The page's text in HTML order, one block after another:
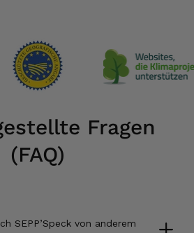
Fragen
(FAQ)
SEPP’Speck von anderem